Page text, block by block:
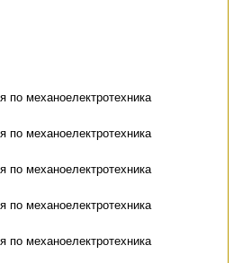
по механоелектротехника
по механоелектротехника
по механоелектротехника
по механоелектротехника
по механоелектротехника